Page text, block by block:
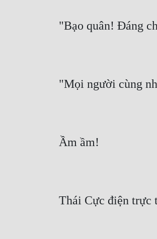
"Bạo quân! Đáng
"Mọi người cùng
Ầm ầm!
Thái Cực điện trực